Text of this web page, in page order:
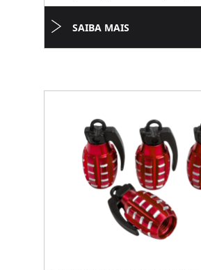
SAIBA MAIS